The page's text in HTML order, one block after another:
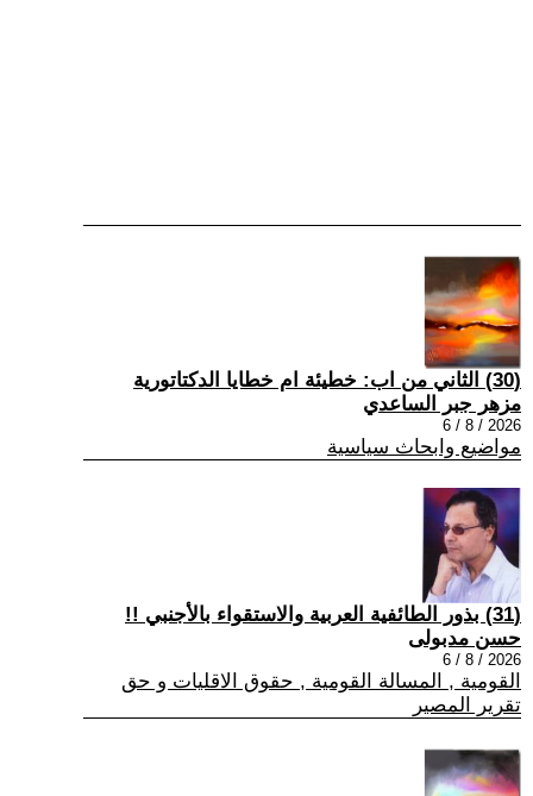
(30) الثاني من اب: خطيئة ام خطايا الدكتاتورية
مزهر جبر الساعدي
2026 / 8 / 6
مواضيع وابحاث سياسية
(31) بذور الطائفية العربية والاستقواء بالأجنبي !!
حسن مدبولى
2026 / 8 / 6
القومية , المسالة القومية , حقوق الاقليات و حق
تقرير المصير